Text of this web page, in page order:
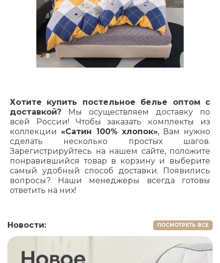
Хотите купить постельное белье оптом с
доставкой? Мы осуществляем доставку по
всей России! Чтобы заказать комплекты из
коллекции «Сатин 100% хлопок», Вам нужно
сделать несколько простых шагов.
Зарегистрируйтесь на нашем сайте, положите
понравившийся товар в корзину и выберите
самый удобный способ доставки. Появились
вопросы? Наши менеджеры всегда готовы
ответить на них!
Новости: ПОСМОТРЕТЬ ВСЕ